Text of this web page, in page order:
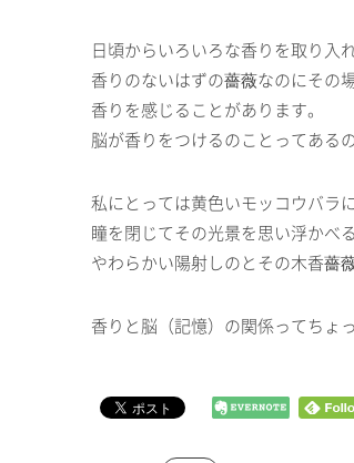
日頃からいろいろな香りを取り入
香りのないはずの薔薇なのにその
香りを感じることがあります。
脳が香りをつけるのことってある
私にとっては黄色いモッコウバラ
瞳を閉じてその光景を思い浮かべる
やわらかい陽射しのとその木香薔
香りと脳（記憶）の関係ってちょ